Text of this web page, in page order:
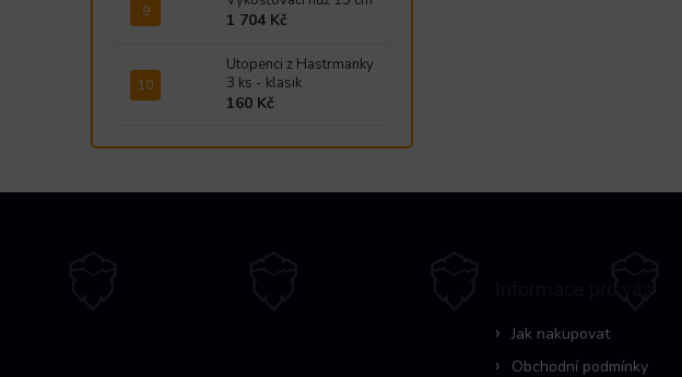
1 704 Kč
Utopenci z Hastrmanky
3 ks - klasik
160 Kč
Jak nakupovat
Obchodní podmínky